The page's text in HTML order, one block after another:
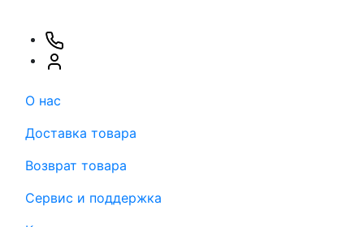
О нас
Доставка товара
Возврат товара
Сервис и поддержка